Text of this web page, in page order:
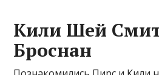
Кили Шей
Броснан